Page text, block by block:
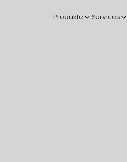
Produkte Services